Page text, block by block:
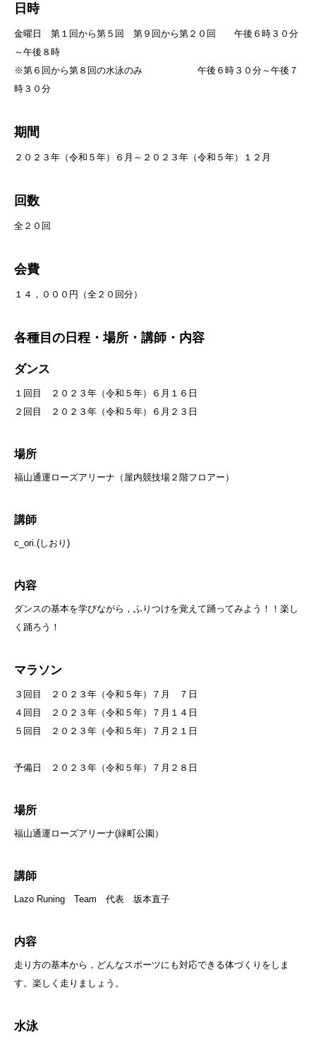
日時
金曜日 第１回から第５回 第９回から第２０回 午後６時３０分
～午後８時
※第６回から第８回の水泳のみ 午後６時３０分～午後７
時３０分
期間
２０２３年（令和５年）６月～２０２３年（令和５年）１２月
回数
全２０回
会費
１４，０００円（全２０回分）
各種目の日程・場所・講師・内容
ダンス
１回目 ２０２３年（令和５年）６月１６日
２回目 ２０２３年（令和５年）６月２３日
場所
福山通運ローズアリーナ（屋内競技場２階フロアー）
講師
c_ori.(しおり)
内容
ダンスの基本を学びながら，ふりつけを覚えて踊ってみよう！！楽し
く踊ろう！
マラソン
３回目 ２０２３年（令和５年）７月 ７日
４回目 ２０２３年（令和５年）７月１４日
５回目 ２０２３年（令和５年）７月２１日
予備日 ２０２３年（令和５年）７月２８日
場所
福山通運ローズアリーナ(緑町公園）
講師
Lazo Runing Team 代表 坂本直子
内容
走り方の基本から，どんなスポーツにも対応できる体づくりをしま
す。楽しく走りましょう。
水泳